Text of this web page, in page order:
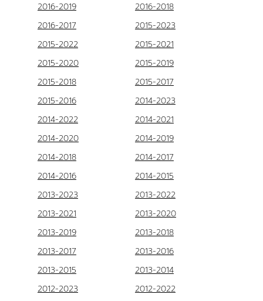
2016-2019
2016-2018
2016-2017
2015-2023
2015-2022
2015-2021
2015-2020
2015-2019
2015-2018
2015-2017
2015-2016
2014-2023
2014-2022
2014-2021
2014-2020
2014-2019
2014-2018
2014-2017
2014-2016
2014-2015
2013-2023
2013-2022
2013-2021
2013-2020
2013-2019
2013-2018
2013-2017
2013-2016
2013-2015
2013-2014
2012-2023
2012-2022